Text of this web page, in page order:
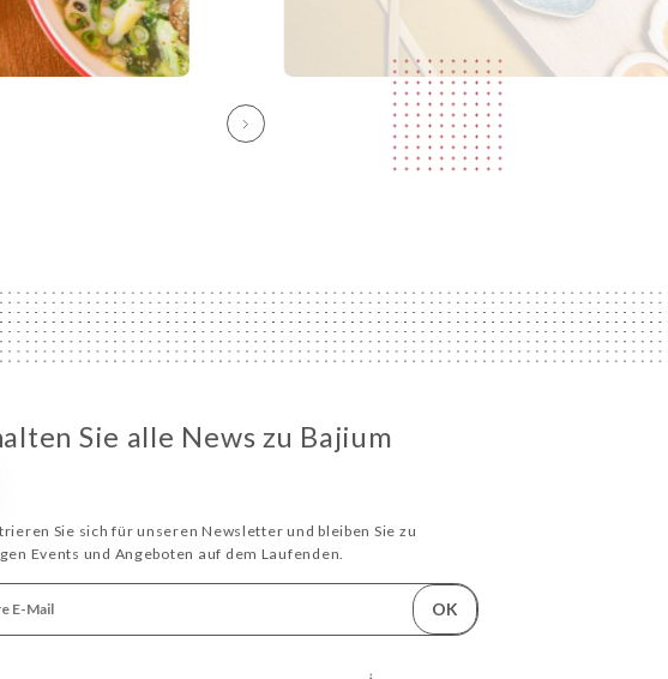
Sie alle News zu Bajium
Sie sich für unseren Newsletter und bleiben Sie zu
Events und Angeboten auf dem Laufenden.
OK